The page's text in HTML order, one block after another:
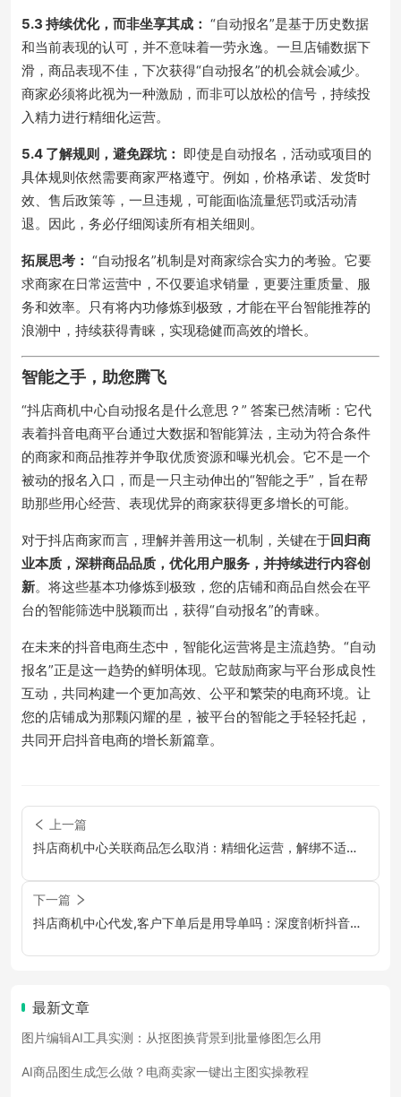
5.3 持续优化，而非坐享其成： “自动报名”是基于历史数据
和当前表现的认可，并不意味着一劳永逸。一旦店铺数据下
滑，商品表现不佳，下次获得“自动报名”的机会就会减少。
商家必须将此视为一种激励，而非可以放松的信号，持续投
入精力进行精细化运营。
5.4 了解规则，避免踩坑： 即使是自动报名，活动或项目的
具体规则依然需要商家严格遵守。例如，价格承诺、发货时
效、售后政策等，一旦违规，可能面临流量惩罚或活动清
退。因此，务必仔细阅读所有相关细则。
拓展思考： “自动报名”机制是对商家综合实力的考验。它要
求商家在日常运营中，不仅要追求销量，更要注重质量、服
务和效率。只有将内功修炼到极致，才能在平台智能推荐的
浪潮中，持续获得青睐，实现稳健而高效的增长。
智能之手，助您腾飞
“抖店商机中心自动报名是什么意思？” 答案已然清晰：它代
表着抖音电商平台通过大数据和智能算法，主动为符合条件
的商家和商品推荐并争取优质资源和曝光机会。它不是一个
被动的报名入口，而是一只主动伸出的“智能之手”，旨在帮
助那些用心经营、表现优异的商家获得更多增长的可能。
对于抖店商家而言，理解并善用这一机制，关键在于回归商
业本质，深耕商品品质，优化用户服务，并持续进行内容创
新。将这些基本功修炼到极致，您的店铺和商品自然会在平
台的智能筛选中脱颖而出，获得“自动报名”的青睐。
在未来的抖音电商生态中，智能化运营将是主流趋势。“自动
报名”正是这一趋势的鲜明体现。它鼓励商家与平台形成良性
互动，共同构建一个更加高效、公平和繁荣的电商环境。让
您的店铺成为那颗闪耀的星，被平台的智能之手轻轻托起，
共同开启抖音电商的增长新篇章。
上一篇
抖店商机中心关联商品怎么取消：精细化运营，解绑不适，
下一篇
抖店商机中心代发,客户下单后是用导单吗：深度剖析抖音电
最新文章
图片编辑AI工具实测：从抠图换背景到批量修图怎么用
AI商品图生成怎么做？电商卖家一键出主图实操教程